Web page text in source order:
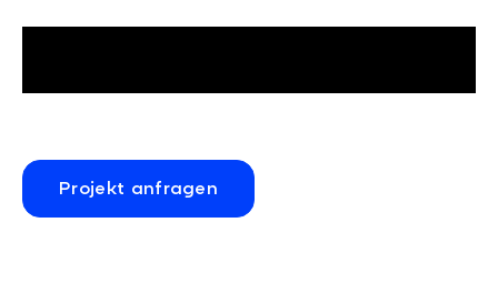
Projekt anfragen